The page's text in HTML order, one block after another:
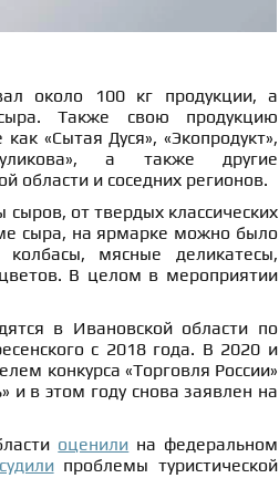
около 100 кг продукции, а
Также свою продукцию
«Сытая Дуся», «Экопродукт»,
а также другие
области и соседних регионов.
от твердых классических
сыра, на ярмарке можно было
мясные деликатесы,
В целом в мероприятии
в Ивановской области по
с 2018 года. В 2020 и
конкурса «Торговля России»
и в этом году снова заявлен на
оценили на федеральном
проблемы туристической